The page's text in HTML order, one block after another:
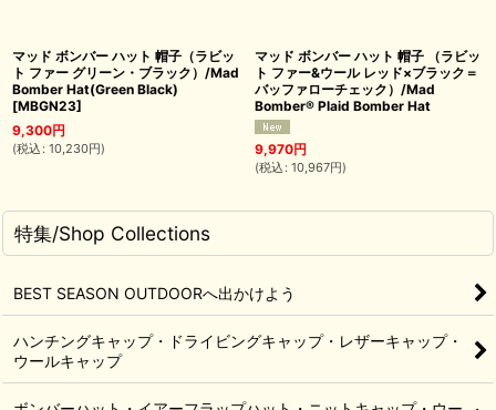
マッド ボンバー ハット 帽子（ラビッ
ト ファー グリーン・ブラック）/Mad
Bomber Hat(Green Black)
[MBGN23]
9,300円
(税込 : 10,230円)
マッド ボンバー ハット 帽子 （ラビッ
ト ファー&ウール レッド×ブラック＝
バッファローチェック）/Mad
Bomber® Plaid Bomber Hat
9,970円
(税込 : 10,967円)
特集/Shop Collections
BEST SEASON OUTDOORへ出かけよう
ハンチングキャップ・ドライビングキャップ・レザーキャップ・
ウールキャップ